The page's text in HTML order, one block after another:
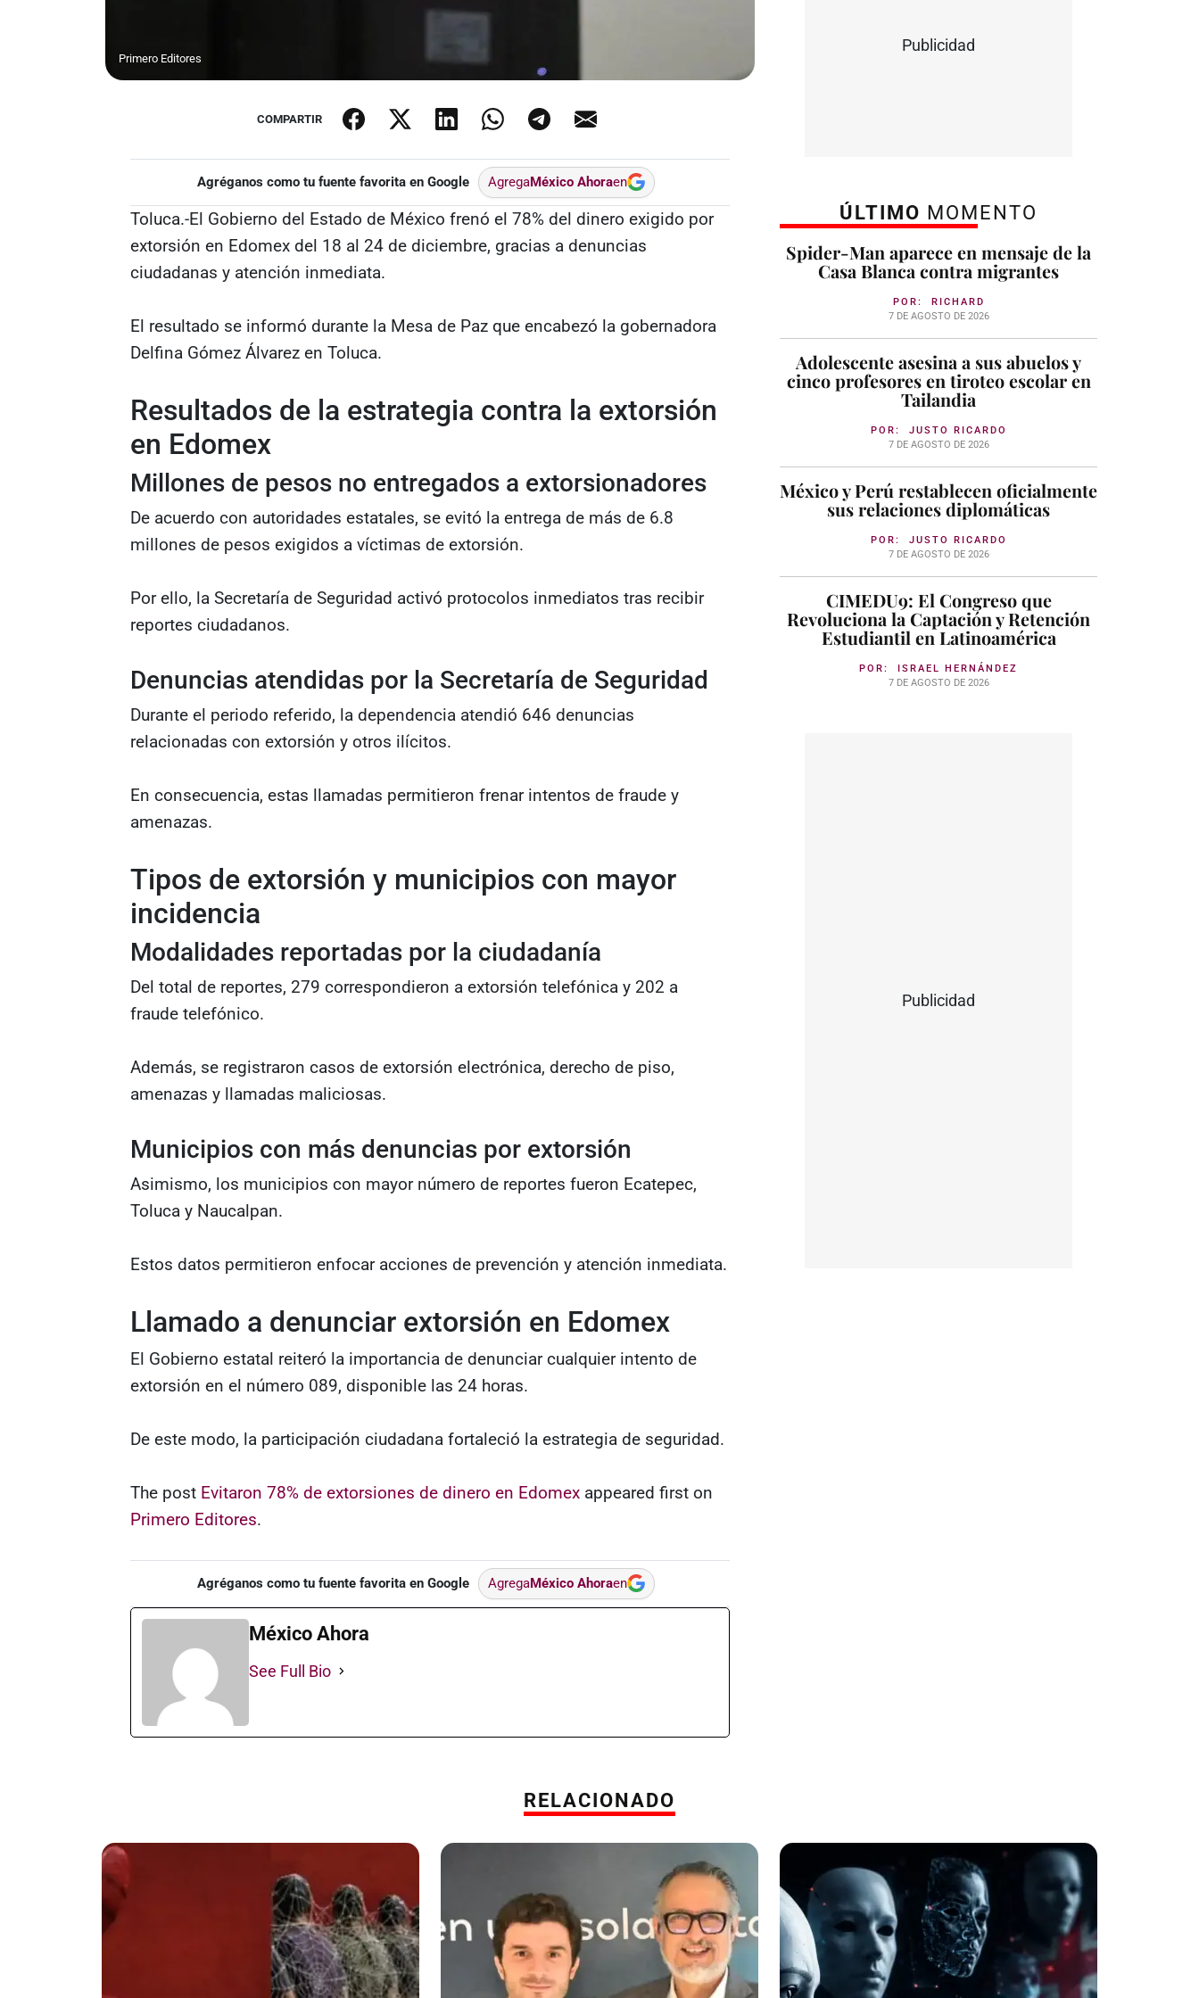
Primero Editores
COMPARTIR
Agréganos como tu fuente favorita en Google AgregaMéxico Ahoraen
Toluca.-El Gobierno del Estado de México frenó el 78% del dinero exigido por
extorsión en Edomex del 18 al 24 de diciembre, gracias a denuncias
ciudadanas y atención inmediata.
El resultado se informó durante la Mesa de Paz que encabezó la gobernadora
Delfina Gómez Álvarez en Toluca.
Resultados de la estrategia contra la extorsión
en Edomex
Millones de pesos no entregados a extorsionadores
De acuerdo con autoridades estatales, se evitó la entrega de más de 6.8
millones de pesos exigidos a víctimas de extorsión.
Por ello, la Secretaría de Seguridad activó protocolos inmediatos tras recibir
reportes ciudadanos.
Denuncias atendidas por la Secretaría de Seguridad
Durante el periodo referido, la dependencia atendió 646 denuncias
relacionadas con extorsión y otros ilícitos.
En consecuencia, estas llamadas permitieron frenar intentos de fraude y
amenazas.
Tipos de extorsión y municipios con mayor
incidencia
Modalidades reportadas por la ciudadanía
Del total de reportes, 279 correspondieron a extorsión telefónica y 202 a
fraude telefónico.
Además, se registraron casos de extorsión electrónica, derecho de piso,
amenazas y llamadas maliciosas.
Municipios con más denuncias por extorsión
Asimismo, los municipios con mayor número de reportes fueron Ecatepec,
Toluca y Naucalpan.
Estos datos permitieron enfocar acciones de prevención y atención inmediata.
Llamado a denunciar extorsión en Edomex
El Gobierno estatal reiteró la importancia de denunciar cualquier intento de
extorsión en el número 089, disponible las 24 horas.
De este modo, la participación ciudadana fortaleció la estrategia de seguridad.
The post Evitaron 78% de extorsiones de dinero en Edomexappeared first on
Primero Editores.
Agréganos como tu fuente favorita en Google AgregaMéxico Ahoraen
México Ahora
See Full Bio
Publicidad
ÚLTIMO MOMENTO
Spider-Man aparece en mensaje de la
Casa Blanca contra migrantes
POR: RICHARD
7 DE AGOSTO DE 2026
Adolescente asesina a sus abuelos y
cinco profesores en tiroteo escolar en
Tailandia
POR: JUSTO RICARDO
7 DE AGOSTO DE 2026
México y Perú restablecen oficialmente
sus relaciones diplomáticas
POR: JUSTO RICARDO
7 DE AGOSTO DE 2026
CIMEDU9: El Congreso que
Revoluciona la Captación y Retención
Estudiantil en Latinoamérica
POR: ISRAEL HERNÁNDEZ
7 DE AGOSTO DE 2026
Publicidad
RELACIONADO